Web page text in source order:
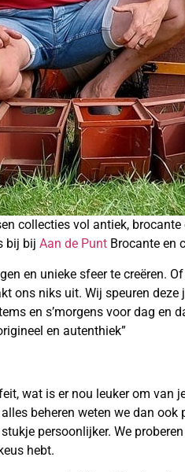
collecties vol antiek,
bij bij Aan de Punt Brocante en
en unieke sfeer te creëren.
ons niks uit. Wij speuren
en s’morgens voor dag
en autenthiek”
wat is er nou leuker om van
beheren weten we dan
persoonlijker. We
hebt.